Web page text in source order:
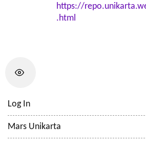
https://
.html
Log In
Mars Unikarta